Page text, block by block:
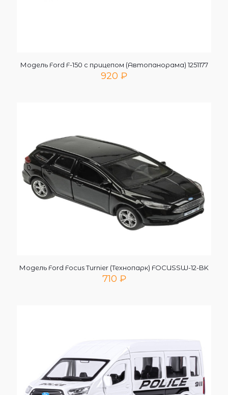
Модель Ford F-150 c прицепом (Автопанорама) 1251177
920 ₽
Модель Ford Focus Turnier (Технопарк) FOCUSSW-12-BK
710 ₽